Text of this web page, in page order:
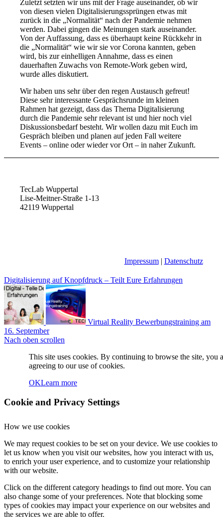
Zuletzt setzten wir uns mit der Frage auseinander, ob wir
von diesen vielen Digitalisierungssprüngen etwas mit
zurück in die „Normalität“ nach der Pandemie nehmen
werden. Dabei gingen die Meinungen stark auseinander.
Von der Auffassung, dass es überhaupt keine Rückkehr in
die „Normalität“ wie wir sie vor Corona kannten, geben
wird, bis zur einhelligen Annahme, dass es einen
dauerhaften Zuwachs von Remote-Work geben wird,
wurde alles diskutiert.
Wir haben uns sehr über den regen Austausch gefreut!
Diese sehr interessante Gesprächsrunde im kleinen
Rahmen hat gezeigt, dass das Thema Digitalisierung
durch die Pandemie sehr relevant ist und hier noch viel
Diskussionsbedarf besteht. Wir wollen dazu mit Euch im
Gespräch bleiben und planen auf jeden Fall weitere
Events – online oder wieder vor Ort – in naher Zukunft.
TecLab Wuppertal
Lise-Meitner-Straße 1-13
42119 Wuppertal
Impressum| Datenschutz
Digitalisierung auf Knopfdruck – Teilt Eure Erfahrungen
Virtual Reality Bewerbungstraining am
16. September
Nach oben scrollen
This site uses cookies. By continuing to browse the site, you
agreeing to our use of cookies.
OKLearn more
Cookie and Privacy Settings
How we use cookies
We may request cookies to be set on your device. We use cookies to
let us know when you visit our websites, how you interact with us,
to enrich your user experience, and to customize your relationship
with our website.
Click on the different category headings to find out more. You can
also change some of your preferences. Note that blocking some
types of cookies may impact your experience on our websites and
the services we are able to offer.